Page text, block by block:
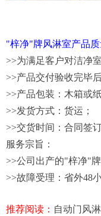
"梓净"牌风淋室产品质
>>为满足客户对洁净
>>产品交付验收完毕
>>产品包装：木箱或
>>发货方式：货运；
>>交货时间：合同签
服务宗旨：
>>公司出产的"梓净"
>>故障受理：省外48
推荐阅读： 自动门风